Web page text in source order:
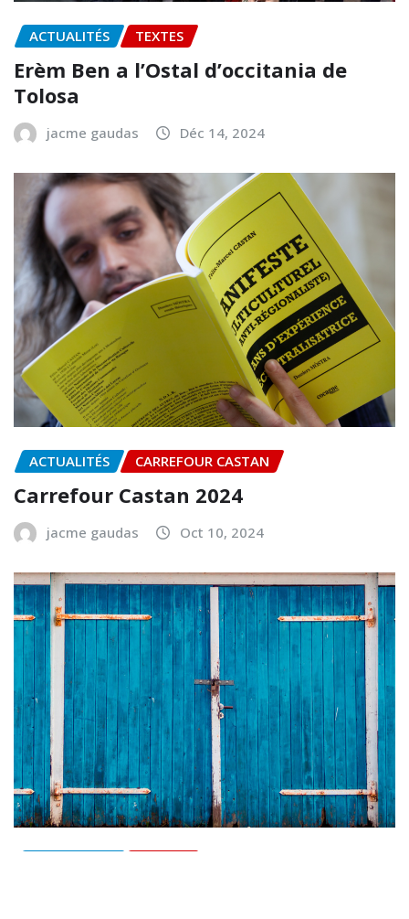
ACTUALITÉS TEXTES
Erèm Ben a l’Ostal d’occitania de
Tolosa
jacme gaudas Déc 14, 2024
ACTUALITÉS CARREFOUR CASTAN
Carrefour Castan 2024
jacme gaudas Oct 10, 2024